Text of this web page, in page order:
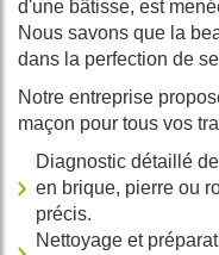
d'une bâtisse, est
Nous savons que la
dans la perfection de
Notre entreprise
maçon pour tous vos
Diagnostic détaillé
en brique, pierre ou
précis.
Nettoyage et